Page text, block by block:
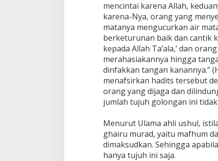
mencintai karena Allah,
karena-Nya, orang yang
matanya mengucurkan air
berketurunan baik dan cantik
kepada Allah Ta’ala,’ dan
merahasiakannya hingga
dinfakkan tangan kanannya.”
menafsirkan hadits tersebut
orang yang dijaga dan
jumlah tujuh golongan ini
Menurut Ulama ahli ushul,
ghairu murad, yaitu mafhum
dimaksudkan. Sehingga
hanya tujuh ini saja.